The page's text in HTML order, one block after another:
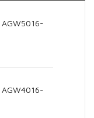
AGW5016-
AGW4016-